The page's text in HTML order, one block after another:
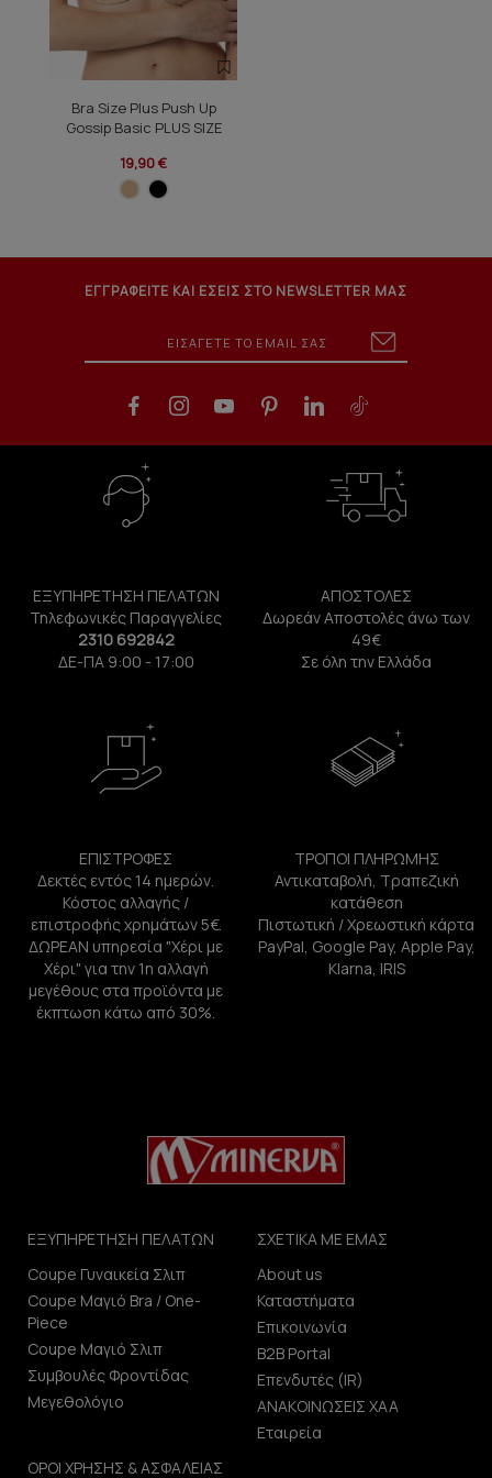
Bra Size Plus Push Up
Gossip Basic PLUS SIZE
19,90 €
ΕΓΓΡΑΦΕΙΤΕ ΚΑΙ ΕΣΕΙΣ ΣΤΟ NEWSLETTER ΜΑΣ
ΕΞΥΠΗΡΕΤΗΣΗ ΠΕΛΑΤΩΝ
Τηλεφωνικές Παραγγελίες
2310 692842
ΔΕ-ΠΑ 9:00 - 17:00
ΑΠΟΣΤΟΛΕΣ
Δωρεάν Αποστολές άνω των
49€
Σε όλη την Ελλάδα
ΕΠΙΣΤΡΟΦΕΣ
Δεκτές εντός 14 ημερών.
Κόστος αλλαγής /
επιστροφής χρημάτων 5€.
ΔΩΡΕΑΝ υπηρεσία "Χέρι με
Χέρι" για την 1η αλλαγή
μεγέθους στα προϊόντα με
έκπτωση κάτω από 30%.
ΤΡΟΠΟΙ ΠΛΗΡΩΜΗΣ
Αντικαταβολή, Τραπεζική
κατάθεση
Πιστωτική / Χρεωστική κάρτα
PayPal, Google Pay, Apple Pay,
Klarna, IRIS
ΕΞΥΠΗΡΕΤΗΣΗ ΠΕΛΑΤΩΝ
Coupe Γυναικεία Σλιπ
Coupe Μαγιό Bra / One-
Piece
Coupe Μαγιό Σλιπ
Συμβουλές Φροντίδας
Μεγεθολόγιο
ΣΧΕΤΙΚΑ ΜΕ ΕΜΑΣ
About us
Καταστήματα
Επικοινωνία
B2B Portal
Επενδυτές (IR)
ΑΝΑΚΟΙΝΩΣΕΙΣ ΧΑΑ
Εταιρεία
ΟΡΟΙ ΧΡΗΣΗΣ & ΑΣΦΑΛΕΙΑΣ